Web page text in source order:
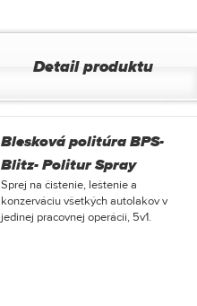
Detail produktu
Blesková politúra BPS-
Blitz- Politur Spray
Sprej na čistenie, leštenie a
konzerváciu všetkých autolakov v
jedinej pracovnej operácii, 5v1.